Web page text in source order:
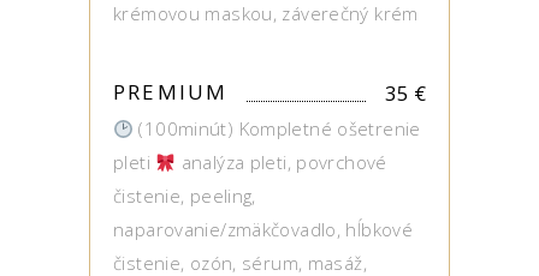
krémovou maskou, záverečný krém
PREMIUM 35 €
(100minút) Kompletné ošetrenie
pleti
analýza pleti, povrchové
čistenie, peeling,
naparovanie/zmäkčovadlo, hĺbkové
čistenie, ozón, sérum, masáž,